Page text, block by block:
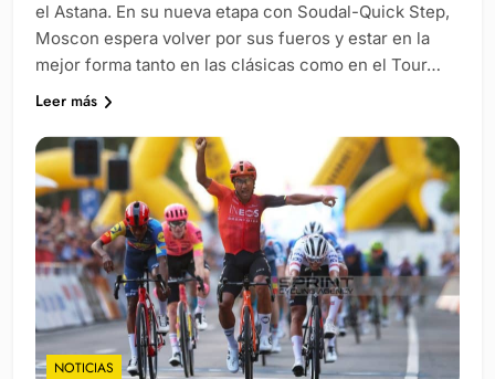
el Astana. En su nueva etapa con Soudal-Quick Step,
Moscon espera volver por sus fueros y estar en la
mejor forma tanto en las clásicas como en el Tour…
Leer más
NOTICIAS